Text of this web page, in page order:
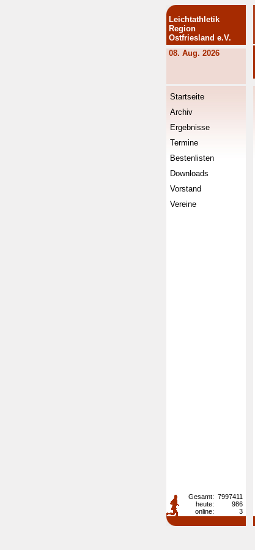
Leichtathletik
Region
Ostfriesland e.V.
08. Aug. 2026
Startseite
Archiv
Ergebnisse
Termine
Bestenlisten
Downloads
Vorstand
Vereine
Gesamt: 7997411
heute:
986
online:
3